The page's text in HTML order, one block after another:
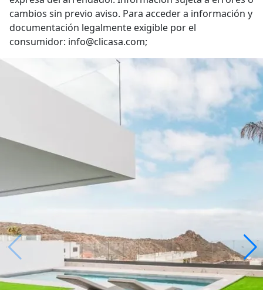
cambios sin previo aviso. Para acceder a información y
documentación legalmente exigible por el
consumidor: info@clicasa.com;